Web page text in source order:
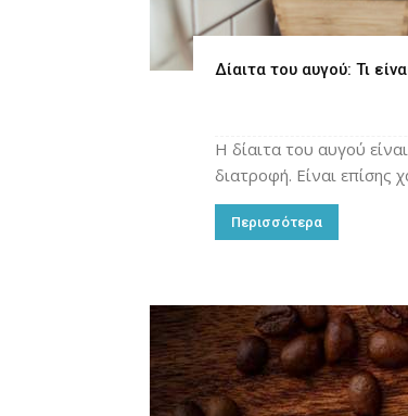
Δίαιτα του αυγού: Τι
Η δίαιτα του αυγού
διατροφή. Είναι επίσης
Περισσότερα